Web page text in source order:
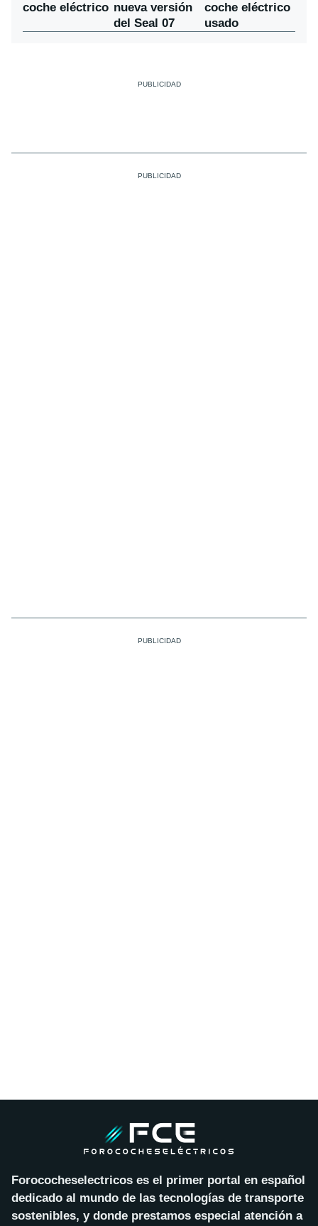
coche eléctrico nueva versión
del Seal 07
coche eléctrico
usado
Forococheselectricos es el primer portal en español
dedicado al mundo de las tecnologías de transporte
sostenibles, y donde prestamos especial atención a